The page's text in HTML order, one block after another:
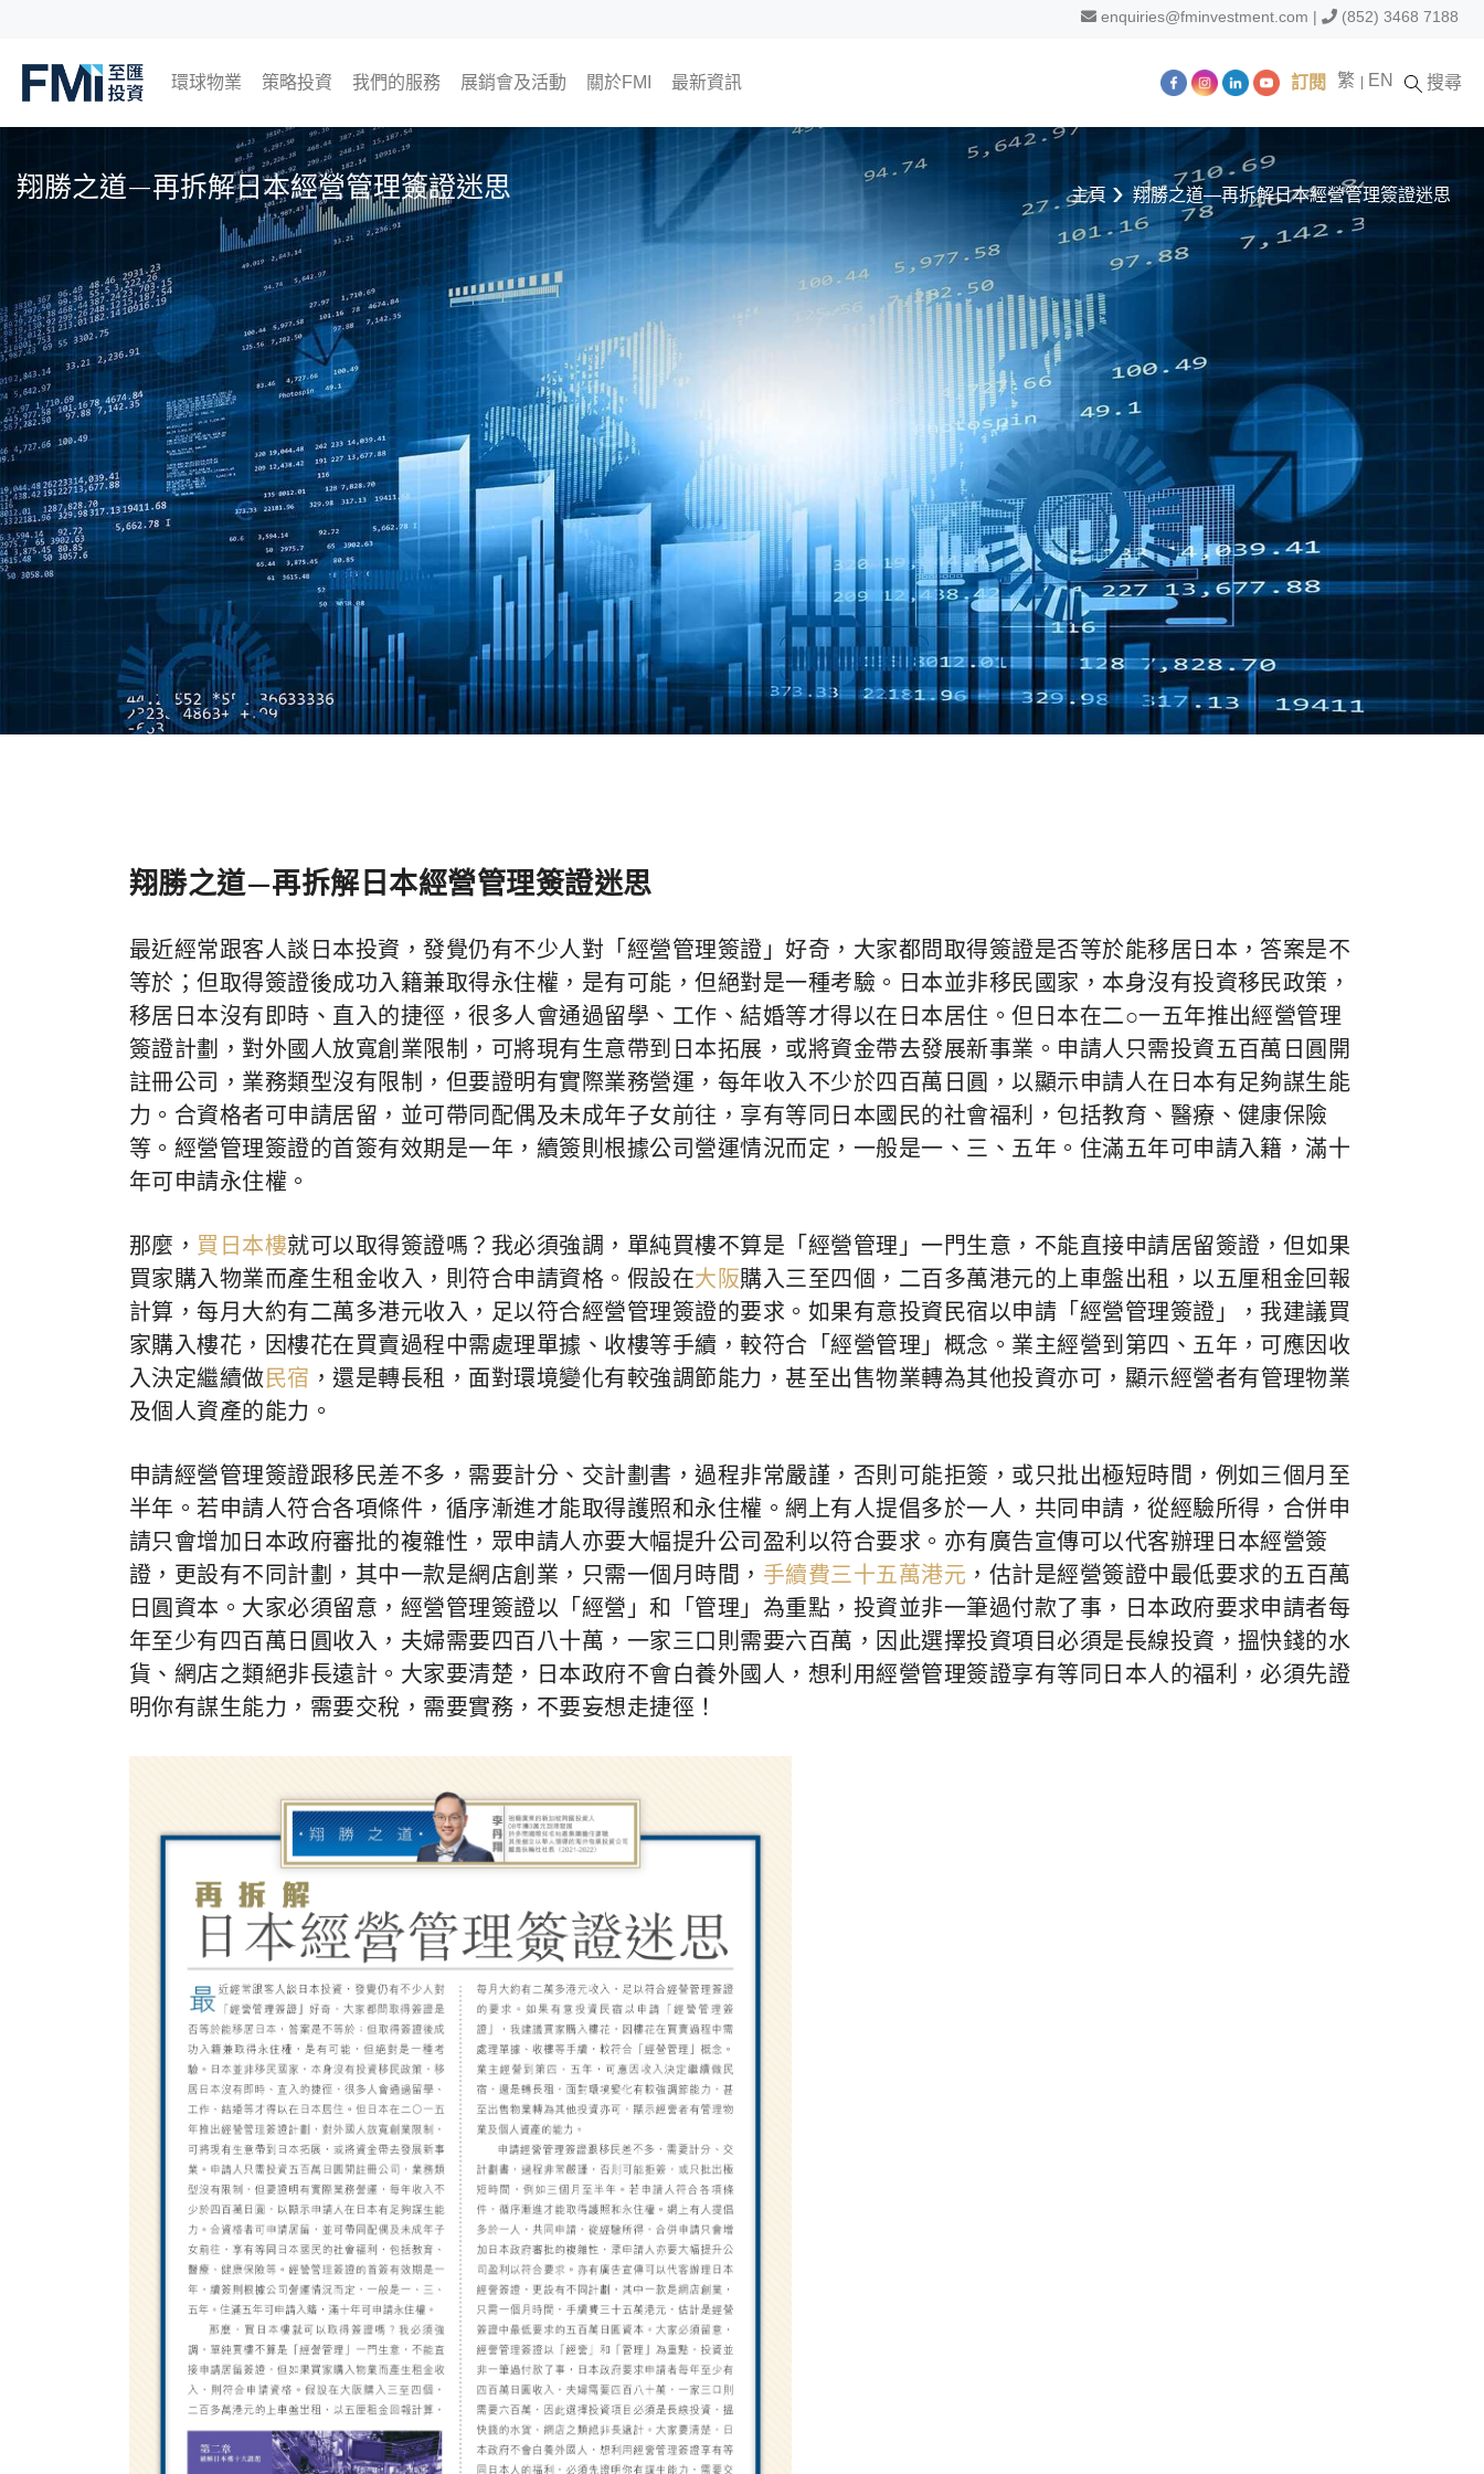
main
enquiries@fminvestment.com | (852) 3468 7188
FMI
環球物業
日本
英國
泰國
馬來西亞
策略投資 我們的服務 展銷會及活動
即將舉行
過往活動
關於FMI
為何選擇FMI FMI Japan 日本房地產開發商
我們的CEO及COO
我們的顧問團隊
The Finest Moment 尊貴會員計劃
會員活動
聯絡我們
加入我們
最新資訊
海外樓市資訊
FMI專欄 置業資訊
翔勝之道
生活角度
FMI頻道
訂閱 繁 EN 搜尋
翔勝之道—再拆解日本經營管理簽證迷思 主頁 翔勝之道—再拆解日本經營管理簽證迷思
翔勝之道—再拆解日本經營管理簽證迷思
最近經常跟客人談日本投資，發覺仍有不少人對「經營管理簽證」好奇，大家都問取得簽證是否等於能移居日本，答案是不
等於；但取得簽證後成功入籍兼取得永住權，是有可能，但絕對是一種考驗。日本並非移民國家，本身沒有投資移民政策，
移居日本沒有即時、直入的捷徑，很多人會通過留學、工作、結婚等才得以在日本居住。但日本在二○一五年推出經營管理
簽證計劃，對外國人放寬創業限制，可將現有生意帶到日本拓展，或將資金帶去發展新事業。申請人只需投資五百萬日圓開
註冊公司，業務類型沒有限制，但要證明有實際業務營運，每年收入不少於四百萬日圓，以顯示申請人在日本有足夠謀生能
力。合資格者可申請居留，並可帶同配偶及未成年子女前往，享有等同日本國民的社會福利，包括教育、醫療、健康保險
等。經營管理簽證的首簽有效期是一年，續簽則根據公司營運情況而定，一般是一、三、五年。住滿五年可申請入籍，滿十
年可申請永住權。
那麼， 買日本樓就可以取得簽證嗎？我必須強調，單純買樓不算是「經營管理」一門生意，不能直接申請居留簽證，但如果
買家購入物業而產生租金收入，則符合申請資格。假設在大阪購入三至四個，二百多萬港元的上車盤出租，以五厘租金回報
計算，每月大約有二萬多港元收入，足以符合經營管理簽證的要求。如果有意投資民宿以申請「經營管理簽證」，我建議買
家購入樓花，因樓花在買賣過程中需處理單據、收樓等手續，較符合「經營管理」概念。業主經營到第四、五年，可應因收
入決定繼續做 民宿 ，還是轉長租，面對環境變化有較強調節能力，甚至出售物業轉為其他投資亦可，顯示經營者有管理物業
及個人資產的能力。
申請經營管理簽證跟移民差不多，需要計分、交計劃書，過程非常嚴謹，否則可能拒簽，或只批出極短時間，例如三個月至
半年。若申請人符合各項條件，循序漸進才能取得護照和永住權。網上有人提倡多於一人，共同申請，從經驗所得，合併申
請只會增加日本政府審批的複雜性，眾申請人亦要大幅提升公司盈利以符合要求。亦有廣告宣傳可以代客辦理日本經營簽
證，更設有不同計劃，其中一款是網店創業，只需一個月時間， 手續費三十五萬港元 ，估計是經營簽證中最低要求的五百萬
日圓資本。大家必須留意，經營管理簽證以「經營」和「管理」為重點，投資並非一筆過付款了事，日本政府要求申請者每
年至少有四百萬日圓收入，夫婦需要四百八十萬，一家三口則需要六百萬，因此選擇投資項目必須是長線投資，搵快錢的水
貨、網店之類絕非長遠計。大家要清楚，日本政府不會白養外國人，想利用經營管理簽證享有等同日本人的福利，必須先證
明你有謀生能力，需要交稅，需要實務，不要妄想走捷徑！